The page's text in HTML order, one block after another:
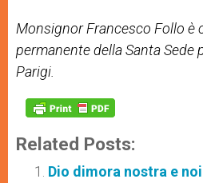
Monsignor Francesco Follo è
permanente della Santa Sede
Parigi.
Related Posts:
Dio dimora nostra e